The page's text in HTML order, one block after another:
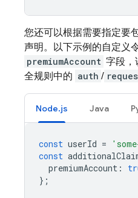
您还可以根据需要指定要
声明。以下示例的自定义
premiumAccount 字段，
全规则中的 auth /
Node.js Java
const userId =
const
premiumAccount :
};